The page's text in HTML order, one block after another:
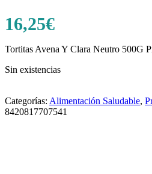
16,25€
Tortitas Avena Y Clara Neutro 500G
Sin existencias
Categorías: Alimentación Saludable,
8420817707541